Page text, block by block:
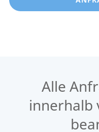
Alle
innerhalb